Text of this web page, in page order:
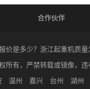
合作伙伴
是多少？浙江起重机质
所有，严禁转载或镜像，违
温州 嘉兴 台州 湖州